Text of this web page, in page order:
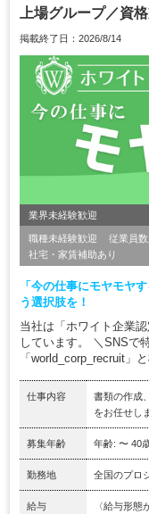
上場グループ／資
掲載終了日：2026/8/14
業界未経験歓迎
職種未経験歓迎 従業員
社宅・家賃補助あり
「今の仕事にモヤモヤ
う選択肢を！
当社は「ホワイト企業
しています。 ＼SNSで
「world_corp_recruit」
仕事内容
書類の作成
をお任せし
募集年齢 年齢: 〜 40
勤務地 全国のプロ
給与
〈給与形